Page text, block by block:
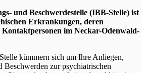
und Beschwerdestelle (IBB-Stelle) ist
Erkrankungen, deren
im Neckar-Odenwald-
kümmern sich um Ihre Anliegen,
Beschwerden zur psychiatrischen